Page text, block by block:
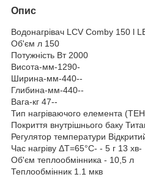
Опис
Водонагрівач LCV Comby 150 l
Об'єм л 150
Потужність Вт 2000
Висота-мм-1290-
Ширина-мм-440--
Глибина-мм-440--
Вага-кг 47--
Тип нагріваючого елемента
Покриття внутрішнього баку
Регулятор температури
Час нагріву ΔТ=65°С- - 5 г 13 хв-
Об'єм теплообмінника - 10,5 л
Теплообмінник 1.1 мкв